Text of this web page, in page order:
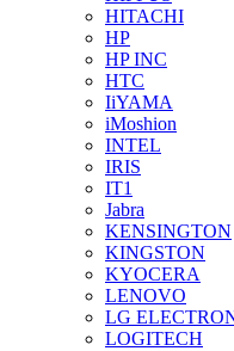
HITACHI
HP
HP INC
HTC
IiYAMA
iMoshion
INTEL
IRIS
IT1
Jabra
KENSINGTON
KINGSTON
KYOCERA
LENOVO
LG
LOGITECH